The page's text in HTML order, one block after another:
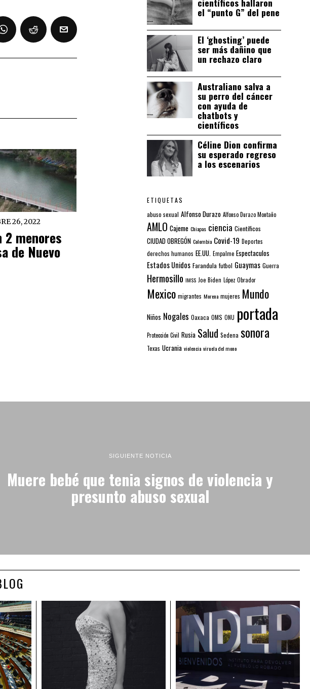
26, 2022
2 menores
de Nuevo
el “punto G” del pene
El ‘ghosting’ puede
ser más dañino que
un rechazo claro
Australiano salva a
su perro del cáncer
con ayuda de
chatbots y
científicos
Céline Dion confirma
su esperado regreso
a los escenarios
ETIQUETAS
abuso sexual Alfonso Durazo Alfonso Durazo Montaño
AMLO Cajeme Chiapas ciencia Científicos
CIUDAD OBREGÓN Colombia Covid-19 Deportes
derechos humanos EE.UU. Empalme Espectaculos
Estados Unidos Farandula futbol Guaymas Guerra
Hermosillo IMSS Joe Biden López Obrador
Mexico migrantes Morena mujeres Mundo
Niños Nogales Oaxaca OMS ONU portada
Protección Civil Rusia Salud Sedena sonora
Texas Ucrania violencia viruela del mono
SIGUIENTE NOTICIA
Muere bebé que tenia signos de violencia y
presunto abuso sexual